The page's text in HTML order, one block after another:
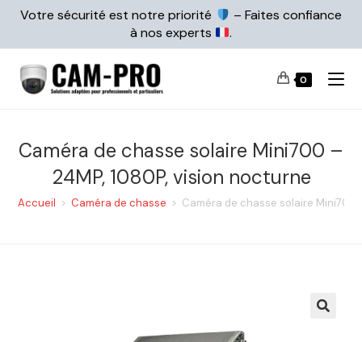
Votre sécurité est notre priorité
– Faites confiance
à nos experts
.
0
Caméra de chasse solaire Mini700 –
24MP, 1080P, vision nocturne
Accueil > Caméra de chasse > Caméra de chasse solaire Mini700